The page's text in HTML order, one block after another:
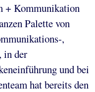
+ Kommunikation
Palette von
,
in der
und bei
hat bereits den